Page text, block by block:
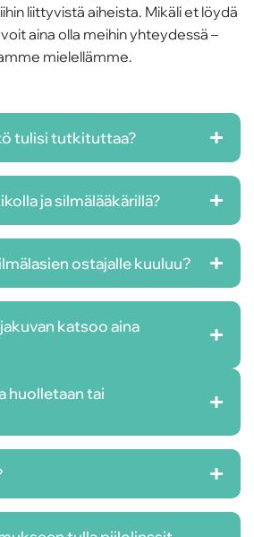
liittyvistä aiheista. Mikäli et löydä
aina olla meihin yhteydessä –
mielellämme.
tulisi tutkituttaa?
ja silmälääkärillä?
ostajalle kuuluu?
katsoo aina
huolletaan tai